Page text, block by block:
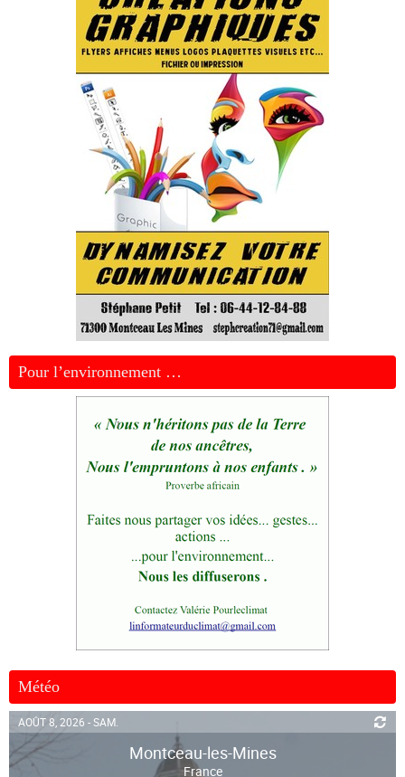
Pour l’environnement …
Météo
AOÛT 8, 2026 - SAM.
Montceau-les-Mines
France